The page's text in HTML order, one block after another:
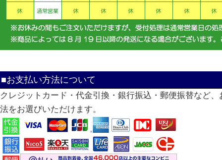
■お支払い方法について
クレジットカード・代金引換・銀行振込・郵便振替など
法をお選びいただけます。